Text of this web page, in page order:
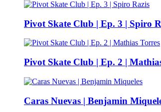
Pivot Skate Club | Ep. 3 | Spiro
Pivot Skate Club | Ep. 2 |
Caras Nuevas | Benjamin